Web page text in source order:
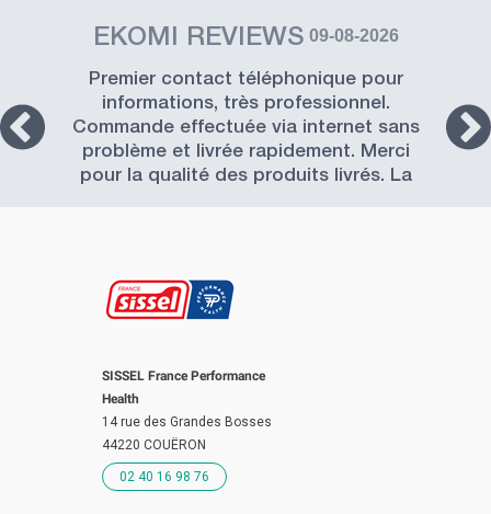
EKOMI REVIEWS 09-08-2026
Premier contact téléphonique pour
informations, très professionnel.
Commande effectuée via internet sans
problème et livrée rapidement. Merci
pour la qualité des produits livrés. La
SISSEL France Performance
Health
14 rue des Grandes Bosses
44220 COUËRON
02 40 16 98 76